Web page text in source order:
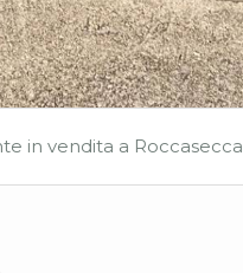
in vendita a Roccasecca